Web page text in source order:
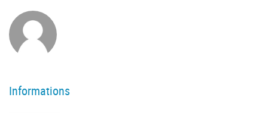
Informations